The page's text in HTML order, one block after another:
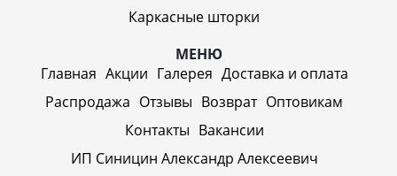
Каркасные шторки
МЕНЮ
Главная Акции Галерея Доставка и оплата
Распродажа Отзывы Возврат Оптовикам
Контакты Вакансии
ИП Синицин Александр Алексеевич